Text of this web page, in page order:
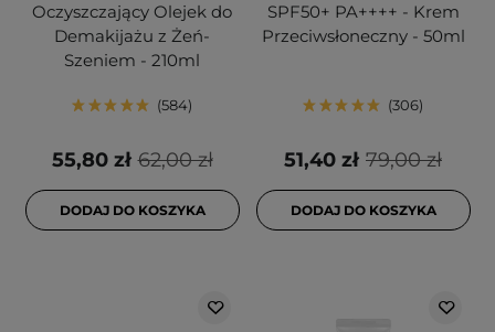
Oczyszczający Olejek do
Demakijażu z Żeń-
Szeniem - 210ml
584
62,00 zł
55,80 zł
DODAJ DO KOSZYKA
SPF50+ PA++++ - Krem
Przeciwsłoneczny - 50ml
306
79,00 zł
51,40 zł
DODAJ DO KOSZYKA